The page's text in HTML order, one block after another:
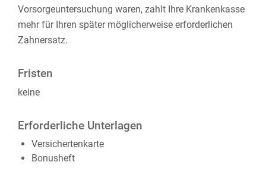
Vorsorgeuntersuchung waren, zahlt Ihre Krankenkasse
mehr für Ihren später möglicherweise erforderlichen
Zahnersatz.
Fristen
keine
Erforderliche Unterlagen
Versichertenkarte
Bonusheft